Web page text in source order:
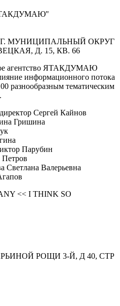
МУНИЦИПАЛЬНЫЙ ОКРУГ
Д. 15, КВ. 66
агентство ЯТАКДУМАЮ
информационного потока
разнообразным тематическим
Сергей Кайнов
Гришина
Парубин
Петров
Светлана Валерьевна
<< I THINK SO
РОЩИ 3-Й, Д 40, СТР